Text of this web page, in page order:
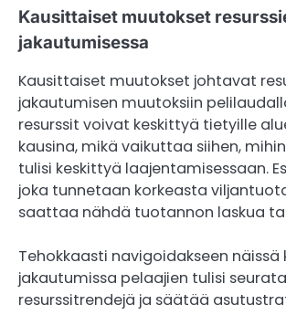
Kausittaiset muutokset
jakautumisessa
Kausittaiset muutokset johtavat
jakautumisen muutoksiin
resurssit voivat keskittyä tietyille
kausina, mikä vaikuttaa siihen,
tulisi keskittyä laajentamisessaan.
joka tunnetaan korkeasta
saattaa nähdä tuotannon laskua
Tehokkaasti navigoidakseen näissä
jakautumissa pelaajien tulisi seurata
resurssitrendejä ja säätää